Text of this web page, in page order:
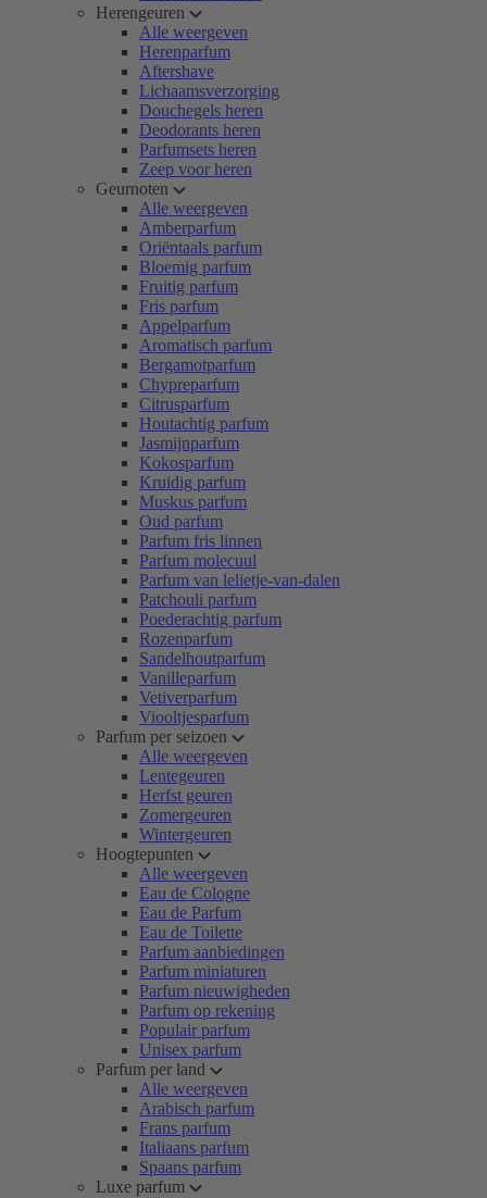
Herengeuren
Alle weergeven
Herenparfum
Aftershave
Lichaamsverzorging
Douchegels heren
Deodorants heren
Parfumsets heren
Zeep voor heren
Geurnoten
Alle weergeven
Amberparfum
Oriëntaals parfum
Bloemig parfum
Fruitig parfum
Fris parfum
Appelparfum
Aromatisch parfum
Bergamotparfum
Chypreparfum
Citrusparfum
Houtachtig parfum
Jasmijnparfum
Kokosparfum
Kruidig parfum
Muskus parfum
Oud parfum
Parfum fris linnen
Parfum molecuul
Parfum van lelietje-van-dalen
Patchouli parfum
Poederachtig parfum
Rozenparfum
Sandelhoutparfum
Vanilleparfum
Vetiverparfum
Viooltjesparfum
Parfum per seizoen
Alle weergeven
Lentegeuren
Herfst geuren
Zomergeuren
Wintergeuren
Hoogtepunten
Alle weergeven
Eau de Cologne
Eau de Parfum
Eau de Toilette
Parfum aanbiedingen
Parfum miniaturen
Parfum nieuwigheden
Parfum op rekening
Populair parfum
Unisex parfum
Parfum per land
Alle weergeven
Arabisch parfum
Frans parfum
Italiaans parfum
Spaans parfum
Luxe parfum